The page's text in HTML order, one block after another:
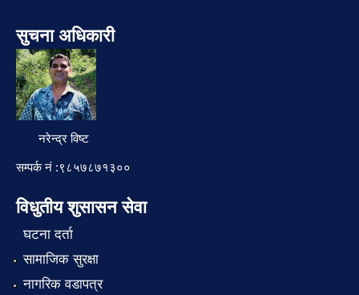
सुचना अधिकारी
नरेन्द्र विष्ट
सम्पर्क नं :९८५७८७१३००
विधुतीय शुसासन सेवा
घटना दर्ता
सामाजिक सुरक्षा
नागरिक वडापत्र